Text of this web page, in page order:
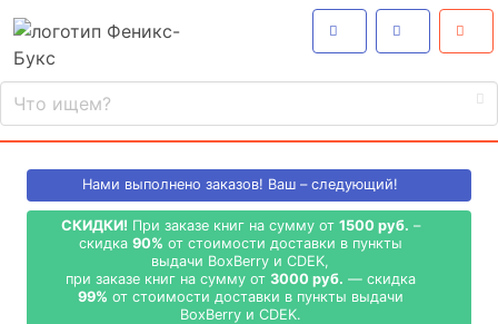
Нами выполнено заказов! Ваш – следующий!
СКИДКИ! При заказе книг на сумму от 1500 руб. –
скидка 90% от стоимости доставки в пункты
выдачи BoxBerry и CDEK,
при заказе книг на сумму от 3000 руб. — скидка
99% от стоимости доставки в пункты выдачи
BoxBerry и CDEK.